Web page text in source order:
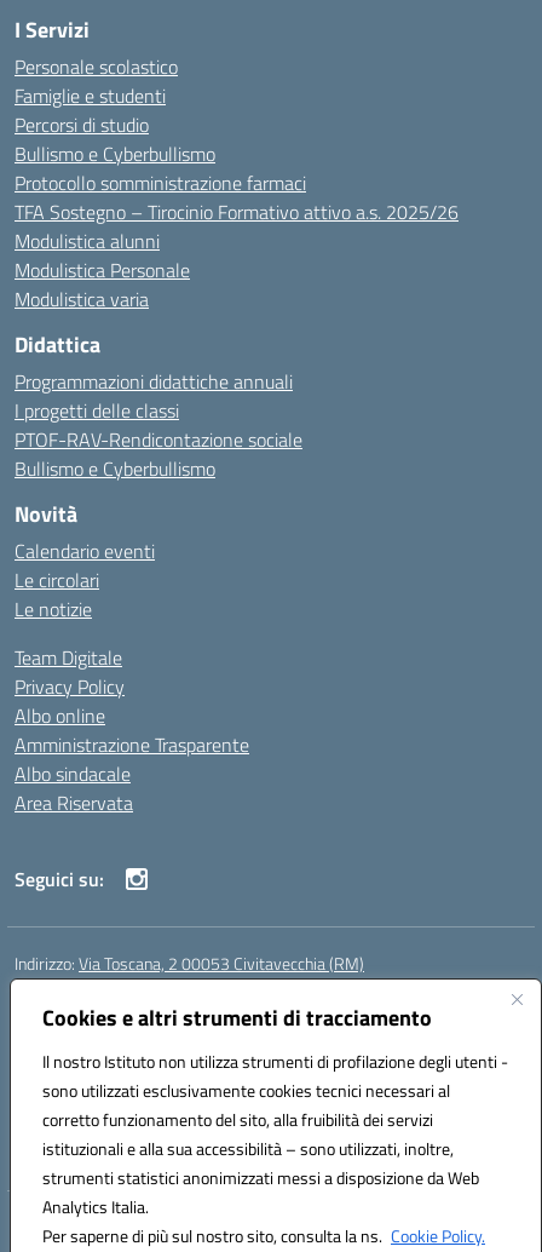
Cookies e altri strumenti di tracciamento
Il nostro Istituto non utilizza strumenti di profilazione degli utenti -
sono utilizzati esclusivamente cookies tecnici necessari al
corretto funzionamento del sito, alla fruibilità dei servizi
istituzionali e alla sua accessibilità – sono utilizzati, inoltre,
strumenti statistici anonimizzati messi a disposizione da Web
Analytics Italia.
Per saperne di più sul nostro sito, consulta la ns. Cookie Policy.
I Servizi
Personale scolastico
Famiglie e studenti
Percorsi di studio
Bullismo e Cyberbullismo
Protocollo somministrazione farmaci
TFA Sostegno – Tirocinio Formativo attivo a.s. 2025/26
Modulistica alunni
Modulistica Personale
Modulistica varia
Didattica
Programmazioni didattiche annuali
I progetti delle classi
PTOF-RAV-Rendicontazione sociale
Bullismo e Cyberbullismo
Novità
Calendario eventi
Le circolari
Le notizie
Team Digitale
Privacy Policy
Albo online
Amministrazione Trasparente
Albo sindacale
Area Riservata
Seguici su:
Indirizzo:Via Toscana, 2 00053 Civitavecchia (RM)
Centralino:
Posta elettronica certificata (PEC):rmic8b900g@pec.istruzione.it
Codice fiscale: 91038380589
Codice meccanografico:RMIC8B900G
Codice Indice delle Pubbliche Amministrazioni (IPA): istsc_rmic8b900g
Codice unico di fatturazione (CUF): UFP4NO
Hosting & Powered by 3D Solution S.r.l.